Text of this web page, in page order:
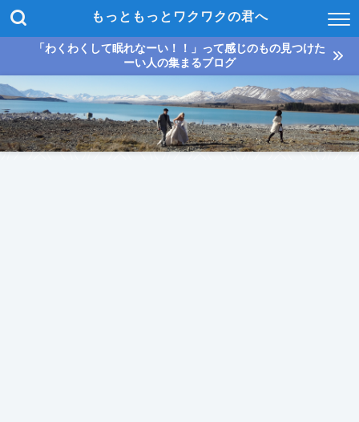
もっともっとワクワクの君へ
「わくわくして眠れなーい！！」って感じのもの見つけた
ーい人の集まるブログ